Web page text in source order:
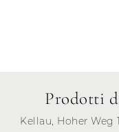
Prodotti
Kellau, Hoher Weg